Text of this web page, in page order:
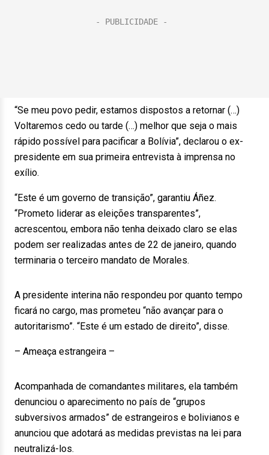
“Se meu povo pedir, estamos dispostos a retornar (…)
Voltaremos cedo ou tarde (…) melhor que seja o mais
rápido possível para pacificar a Bolívia”, declarou o ex-
presidente em sua primeira entrevista à imprensa no
exílio.
“Este é um governo de transição”, garantiu Áñez.
“Prometo liderar as eleições transparentes”,
acrescentou, embora não tenha deixado claro se elas
podem ser realizadas antes de 22 de janeiro, quando
terminaria o terceiro mandato de Morales.
A presidente interina não respondeu por quanto tempo
ficará no cargo, mas prometeu “não avançar para o
autoritarismo”. “Este é um estado de direito”, disse.
– Ameaça estrangeira –
Acompanhada de comandantes militares, ela também
denunciou o aparecimento no país de “grupos
subversivos armados” de estrangeiros e bolivianos e
anunciou que adotará as medidas previstas na lei para
neutralizá-los.